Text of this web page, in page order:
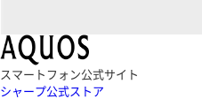
スマートフォン公式サイト
シャープ公式ストア